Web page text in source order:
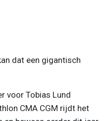
dat een gigantisch
voor Tobias Lund
CMA CGM rijdt het